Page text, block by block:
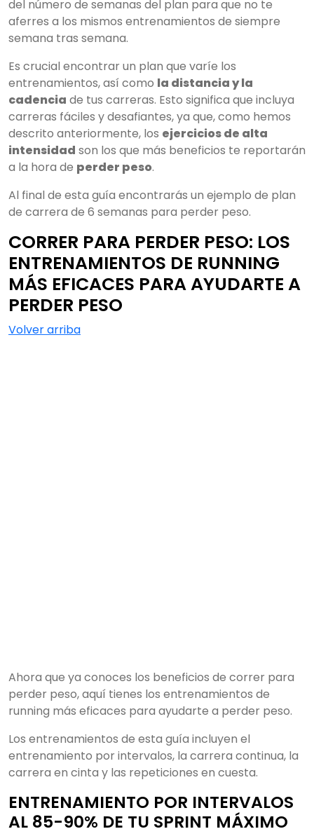
del número de semanas del plan para que no te
aferres a los mismos entrenamientos de siempre
semana tras semana.
Es crucial encontrar un plan que varíe los
entrenamientos, así como la distancia y la
cadencia de tus carreras. Esto significa que incluya
carreras fáciles y desafiantes, ya que, como hemos
descrito anteriormente, los ejercicios de alta
intensidad son los que más beneficios te reportarán
a la hora de perder peso.
Al final de esta guía encontrarás un ejemplo de plan
de carrera de 6 semanas para perder peso.
CORRER PARA PERDER PESO: LOS
ENTRENAMIENTOS DE RUNNING
MÁS EFICACES PARA AYUDARTE A
PERDER PESO
Volver arriba
Ahora que ya conoces los beneficios de correr para
perder peso, aquí tienes los entrenamientos de
running más eficaces para ayudarte a perder peso.
Los entrenamientos de esta guía incluyen el
entrenamiento por intervalos, la carrera continua, la
carrera en cinta y las repeticiones en cuesta.
ENTRENAMIENTO POR INTERVALOS
AL 85-90% DE TU SPRINT MÁXIMO